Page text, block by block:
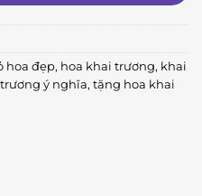
hoa đẹp, hoa khai trương, khai
ý nghĩa, tặng hoa khai